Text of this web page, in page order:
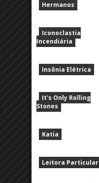
Hermanos
Iconoclastia
Incendiária
Insônia Elétrica
It's Only Rolling
Stones
Katia
Leitora Particular